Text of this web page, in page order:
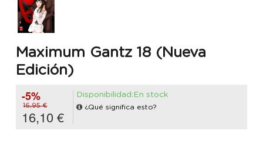
Maximum Gantz 18 (Nueva
Edición)
-5%
16,95 €
16,10 €
Disponibilidad:En stock
¿Qué significa esto?